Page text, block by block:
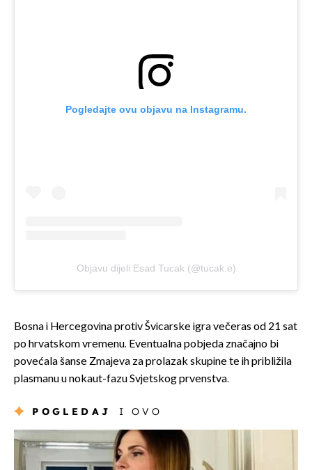
Pogledajte ovu objavu na Instagramu.
Objavu dijeli Esad Tucak (@tucak.e)
Bosna i Hercegovina protiv Švicarske igra večeras od 21 sat
po hrvatskom vremenu. Eventualna pobjeda značajno bi
povećala šanse Zmajeva za prolazak skupine te ih približila
plasmanu u nokaut-fazu Svjetskog prvenstva.
POGLEDAJ I OVO